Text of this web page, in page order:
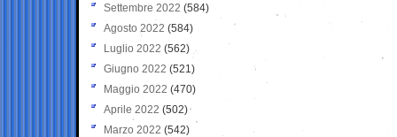
Settembre 2022 (584)
Agosto 2022 (584)
Luglio 2022 (562)
Giugno 2022 (521)
Maggio 2022 (470)
Aprile 2022 (502)
Marzo 2022 (542)